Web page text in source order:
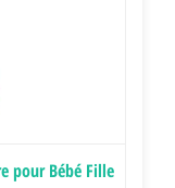
pour Bébé Fille